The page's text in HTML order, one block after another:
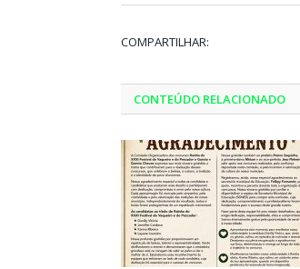
COMPARTILHAR:
CONTEÚDO RELACIONADO